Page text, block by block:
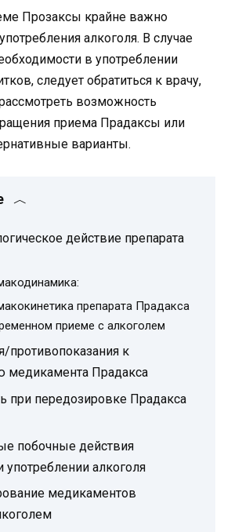
Прозаксы крайне важно
алкоголя. В случае
в употреблении
следует обратиться к врачу,
возможность
приема Прадаксы или
варианты.
действие препарата
препарата Прадакса
приеме с алкоголем
противопоказания к
медикамента Прадакса
при передозировке Прадакса
побочные действия
алкоголя
медикаментов